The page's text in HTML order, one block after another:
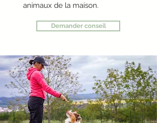
animaux de la maison.
Demander conseil